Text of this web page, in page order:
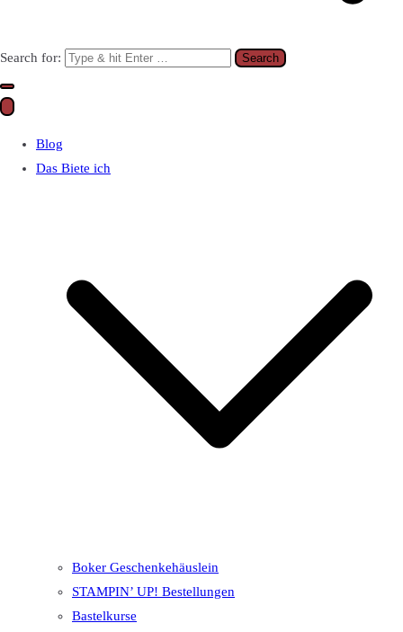
Search for:
Blog
Das Biete ich
Boker Geschenkehäuslein
STAMPIN’ UP! Bestellungen
Bastelkurse